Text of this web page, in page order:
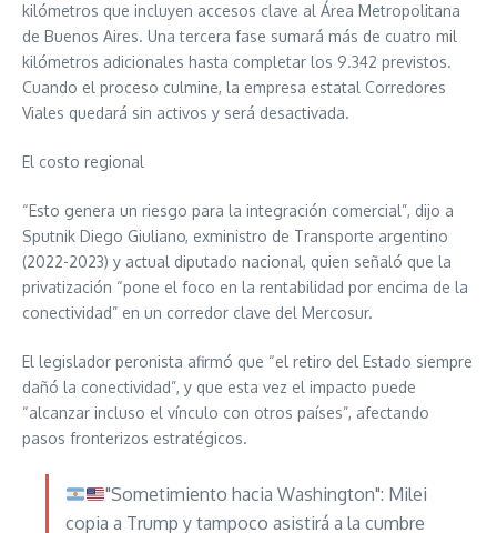
kilómetros que incluyen accesos clave al Área Metropolitana
de Buenos Aires. Una tercera fase sumará más de cuatro mil
kilómetros adicionales hasta completar los 9.342 previstos.
Cuando el proceso culmine, la empresa estatal Corredores
Viales quedará sin activos y será desactivada.
El costo regional
“Esto genera un riesgo para la integración comercial”, dijo a
Sputnik Diego Giuliano, exministro de Transporte argentino
(2022-2023) y actual diputado nacional, quien señaló que la
privatización “pone el foco en la rentabilidad por encima de la
conectividad” en un corredor clave del Mercosur.
El legislador peronista afirmó que “el retiro del Estado siempre
dañó la conectividad”, y que esta vez el impacto puede
“alcanzar incluso el vínculo con otros países”, afectando
pasos fronterizos estratégicos.
"Sometimiento hacia Washington": Milei
copia a Trump y tampoco asistirá a la cumbre